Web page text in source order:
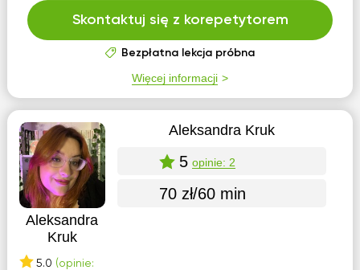
Skontaktuj się z korepetytorem
Bezpłatna lekcja próbna
Więcej informacji
Aleksandra
Kruk
5.0 (opinie:
Aleksandra Kruk
5 opinie: 2
70 zł/60 min